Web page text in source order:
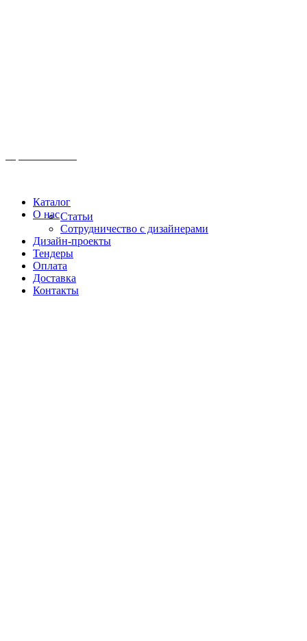
Каталог
О насСтатьи
Сотрудничество с дизайнерами
Дизайн-проекты
Тендеры
Оплата
Доставка
Контакты